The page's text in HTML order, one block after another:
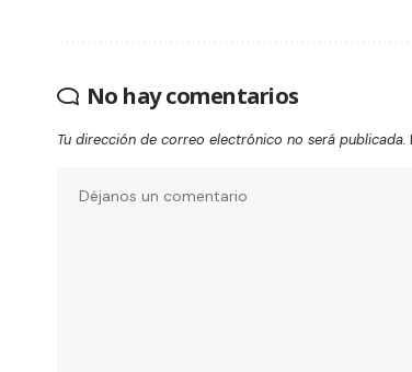
No hay comentarios
Tu dirección de correo electrónico no será publicada.